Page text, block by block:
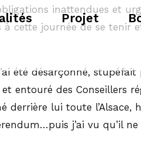
Projet
inattendues et
cette journée de se tenir
été désarçonné,
entouré des Conseillers
lui toute l’Alsace,
j’ai vu qu’il